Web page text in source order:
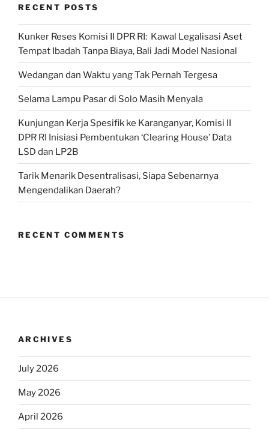
RECENT POSTS
Kunker Reses Komisi II DPR RI: Kawal Legalisasi Aset
Tempat Ibadah Tanpa Biaya, Bali Jadi Model Nasional
Wedangan dan Waktu yang Tak Pernah Tergesa
Selama Lampu Pasar di Solo Masih Menyala
Kunjungan Kerja Spesifik ke Karanganyar, Komisi II
DPR RI Inisiasi Pembentukan ‘Clearing House’ Data
LSD dan LP2B
Tarik Menarik Desentralisasi, Siapa Sebenarnya
Mengendalikan Daerah?
RECENT COMMENTS
ARCHIVES
July 2026
May 2026
April 2026